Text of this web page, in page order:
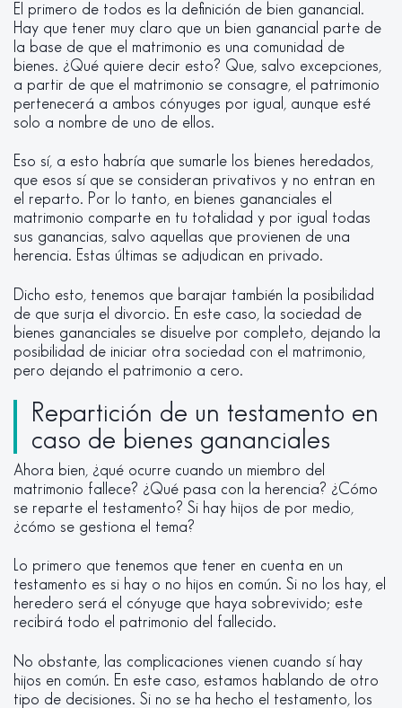
El primero de todos es la definición de bien ganancial.
Hay que tener muy claro que un bien ganancial parte de
la base de que el matrimonio es una comunidad de
bienes. ¿Qué quiere decir esto? Que, salvo excepciones,
a partir de que el matrimonio se consagre, el patrimonio
pertenecerá a ambos cónyuges por igual, aunque esté
solo a nombre de uno de ellos.
Eso sí, a esto habría que sumarle los bienes heredados,
que esos sí que se consideran privativos y no entran en
el reparto. Por lo tanto, en bienes gananciales el
matrimonio comparte en tu totalidad y por igual todas
sus ganancias, salvo aquellas que provienen de una
herencia. Estas últimas se adjudican en privado.
Dicho esto, tenemos que barajar también la posibilidad
de que surja el divorcio. En este caso, la sociedad de
bienes gananciales se disuelve por completo, dejando la
posibilidad de iniciar otra sociedad con el matrimonio,
pero dejando el patrimonio a cero.
Repartición de un testamento en
caso de bienes gananciales
Ahora bien, ¿qué ocurre cuando un miembro del
matrimonio fallece? ¿Qué pasa con la herencia? ¿Cómo
se reparte el testamento? Si hay hijos de por medio,
¿cómo se gestiona el tema?
Lo primero que tenemos que tener en cuenta en un
testamento es si hay o no hijos en común. Si no los hay, el
heredero será el cónyuge que haya sobrevivido; este
recibirá todo el patrimonio del fallecido.
No obstante, las complicaciones vienen cuando sí hay
hijos en común. En este caso, estamos hablando de otro
tipo de decisiones. Si no se ha hecho el testamento, los